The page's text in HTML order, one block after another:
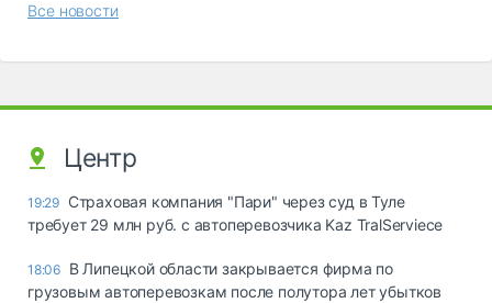
Все новости
Центр
19:29 Страховая компания "Пари" через суд в Туле
требует 29 млн руб. с автоперевозчика Kaz TralServiece
18:06 В Липецкой области закрывается фирма по
грузовым автоперевозкам после полутора лет убытков